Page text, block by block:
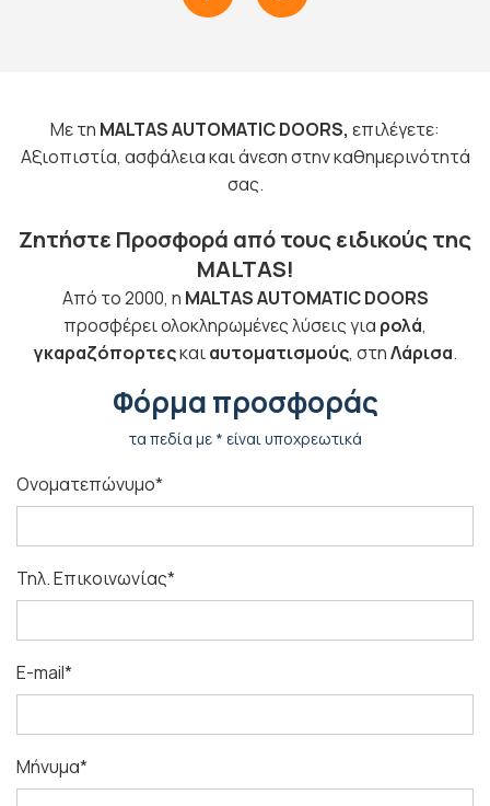
Με τη MALTAS AUTOMATIC DOORS, επιλέγετε:
Αξιοπιστία, ασφάλεια και άνεση στην καθημερινότητά
σας.
Ζητήστε Προσφορά από τους ειδικούς της
MALTAS!
Από το 2000, η MALTAS AUTOMATIC DOORS
προσφέρει ολοκληρωμένες λύσεις για ρολά,
γκαραζόπορτεςκαιαυτοματισμούς, στηΛάρισα.
Φόρμα προσφοράς
τα πεδία με * είναι υποχρεωτικά
Ονοματεπώνυμο*
Τηλ. Επικοινωνίας*
E-mail*
Μήνυμα*